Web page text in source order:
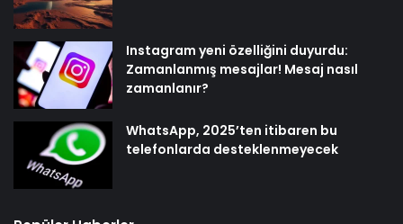
Instagram yeni özelliğini duyurdu:
Zamanlanmış mesajlar! Mesaj nasıl
zamanlanır?
WhatsApp, 2025’ten itibaren bu
telefonlarda desteklenmeyecek